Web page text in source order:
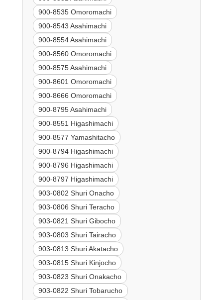
900-8535 Omoromachi
900-8543 Asahimachi
900-8554 Asahimachi
900-8560 Omoromachi
900-8575 Asahimachi
900-8601 Omoromachi
900-8666 Omoromachi
900-8795 Asahimachi
900-8551 Higashimachi
900-8577 Yamashitacho
900-8794 Higashimachi
900-8796 Higashimachi
900-8797 Higashimachi
903-0802 Shuri Onacho
903-0806 Shuri Teracho
903-0821 Shuri Gibocho
903-0803 Shuri Tairacho
903-0813 Shuri Akatacho
903-0815 Shuri Kinjocho
903-0823 Shuri Onakacho
903-0822 Shuri Tobarucho